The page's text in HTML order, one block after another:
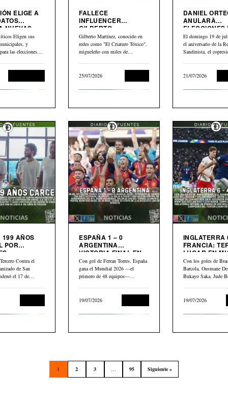
ELIGE A
NUEVAS
Eligen sus
y
las elecciones
FALLECE
INFLUENCER
GILBERTO
MARTINEZ”EL
CRIATURO TOXICO”
Gilberto Martínez, conocido en
redes como "El Criaturo Tóxico",
migueleño con miles de
25/07/2026
DANIEL
ANULARÀ
ELECCIONES
NICARAGUA
El domingo 19 de
el aniversario de la
Sandinista, el
21/07/2026
199 AÑOS
POR
Contra el
de San
el 17 de
ESPAÑA 1 – 0
ARGENTINA
VICTORIA FINAL EN
MUNDIAL 2026
Con gol de Ferran Torres, España
gana el Mundial 2026 —el
primero de 48 equipos—…
19/07/2026
INGLATERRA
FRANCIA: TERCER
LUGAR EN
2026
Con los goles de
Barcola, Ousmane
Bukayo Saka, Jude
19/07/2026
1 2 3 … 95 Siguiente »